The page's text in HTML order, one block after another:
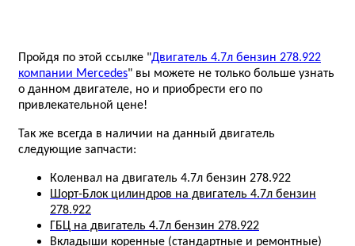
Пройдя по этой ссылке "Двигатель 4.7л бензин 278.922
компании Mercedes" вы можете не только больше узнать
о данном двигателе, но и приобрести его по
привлекательной цене!
Так же всегда в наличии на данный двигатель
следующие запчасти:
Коленвал на двигатель 4.7л бензин 278.922
Шорт-Блок цилиндров на двигатель 4.7л бензин
278.922
ГБЦ на двигатель 4.7л бензин 278.922
Вкладыши коренные (стандартные и ремонтные)